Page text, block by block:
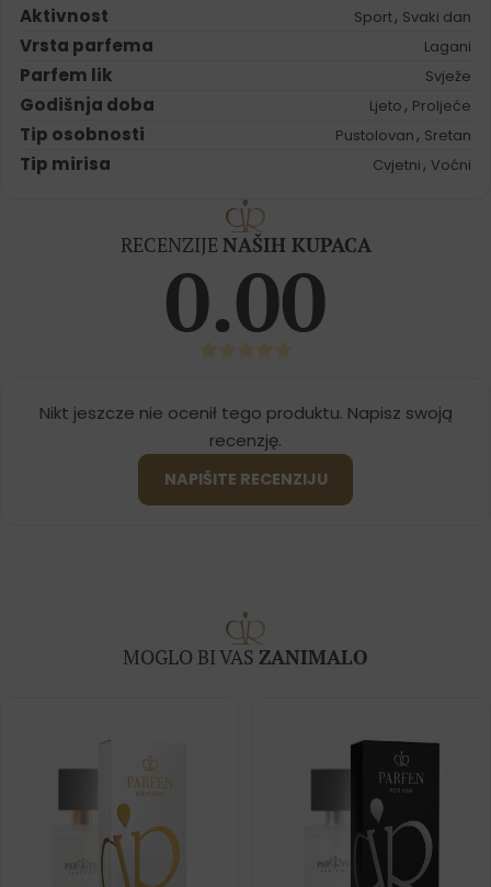
Aktivnost Sport, Svaki dan
Vrsta parfema Lagani
Parfem lik Svježe
Godišnja doba Ljeto, Proljeće
Tip osobnosti Pustolovan, Sretan
Tip mirisa Cvjetni, Voćni
RECENZIJE NAŠIH KUPACA
0.00
Nikt jeszcze nie ocenił tego produktu. Napisz swoją
recenzję.
NAPIŠITE RECENZIJU
MOGLO BI VAS ZANIMALO